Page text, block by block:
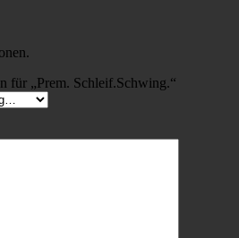
für „Prem. Schleif.Schwing.“